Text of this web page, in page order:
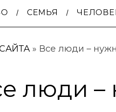
СЕМЬЯ
» Все люди –
люди –